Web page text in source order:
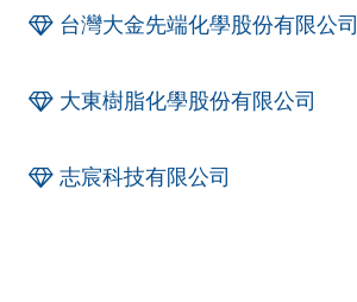
台灣大金先端化學股份有限公司
大東樹脂化學股份有限公司
志宸科技有限公司